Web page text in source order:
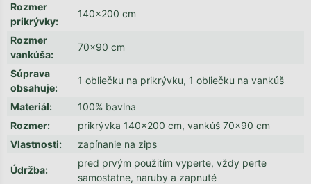
Rozmer
prikrývky:
140x200 cm
Rozmer
vankúša:
70x90 cm
Súprava
obsahuje:
1 obliečku na prikrývku, 1 obliečku na vankúš
Materiál:
100% bavlna
Rozmer:
prikrývka 140x200 cm, vankúš 70x90 cm
Vlastnosti: zapínanie na zips
Údržba:
pred prvým použitím vyperte, vždy perte
samostatne, naruby a zapnuté